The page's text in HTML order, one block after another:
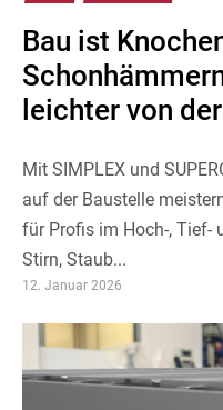
Bau ist
leichter von
Mit SIMPLEX und
auf der Baustelle
für Profis im Hoch-, Tief-
Stirn, Staub...
12. Januar 2026